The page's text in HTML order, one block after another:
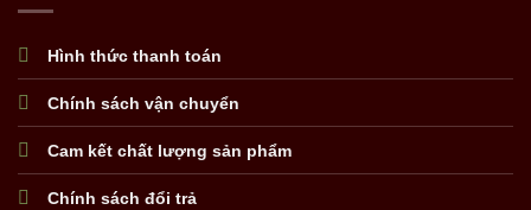
Hình thức thanh toán
Chính sách vận chuyển
Cam kết chất lượng sản phẩm
Chính sách đổi trả